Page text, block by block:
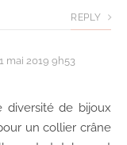
REPLY
1 mai 2019 9h53
de bijoux
un collier crâne